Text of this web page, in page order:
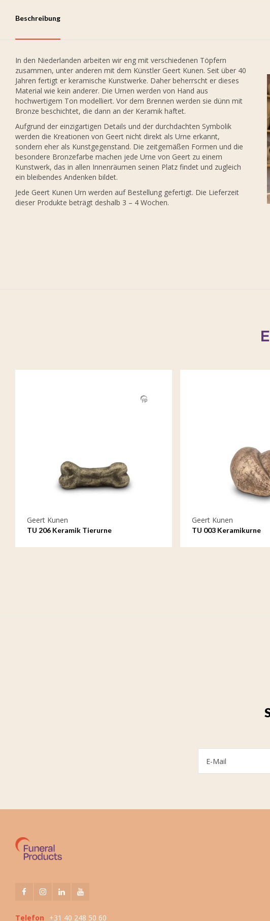
Beschreibung
In den Niederlanden arbeiten wir eng mit verschiedenen Töpfern
zusammen, unter anderen mit dem Künstler Geert Kunen. Seit über 40
Jahren fertigt er keramische Kunstwerke. Daher beherrscht er dieses
Material wie kein anderer. Die Urnen werden von Hand aus
hochwertigem Ton modelliert. Vor dem Brennen werden sie dünn mit
Bronze beschichtet, die dann an der Keramik haftet.
Aufgrund der einzigartigen Details und der durchdachten Symbolik
werden die Kreationen von Geert nicht direkt als Urne erkannt,
sondern eher als Kunstgegenstand. Die zeitgemäßen Formen und die
besondere Bronzefarbe machen jede Urne von Geert zu einem
Kunstwerk, das in allen Innenräumen seinen Platz findet und zugleich
ein bleibendes Andenken bildet.
Jede Geert Kunen Urn werden auf Bestellung gefertigt. Die Lieferzeit
dieser Produkte beträgt deshalb 3 – 4 Wochen.
Geert Kunen
TU 206 Keramik Tierurne
Geert Kunen
TU 003 Keramikurne
Telefon +31 40 248 50 60